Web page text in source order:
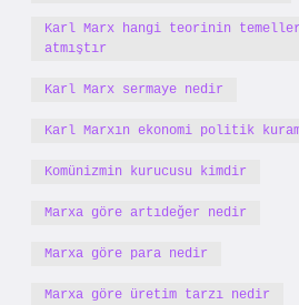
Karl Marx hangi teorinin
atmıştır
Karl Marx sermaye nedir
Karl Marxın ekonomi politik
Komünizmin kurucusu kimdir
Marxa göre artıdeğer nedir
Marxa göre para nedir
Marxa göre üretim tarzı nedir